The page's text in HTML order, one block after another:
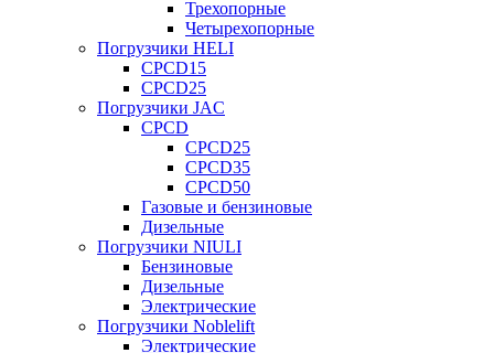
Трехопорные
Четырехопорные
Погрузчики HELI
CPCD15
CPCD25
Погрузчики JAC
CPCD
CPCD25
CPCD35
CPCD50
Газовые и бензиновые
Дизельные
Погрузчики NIULI
Бензиновые
Дизельные
Электрические
Погрузчики Noblelift
Электрические